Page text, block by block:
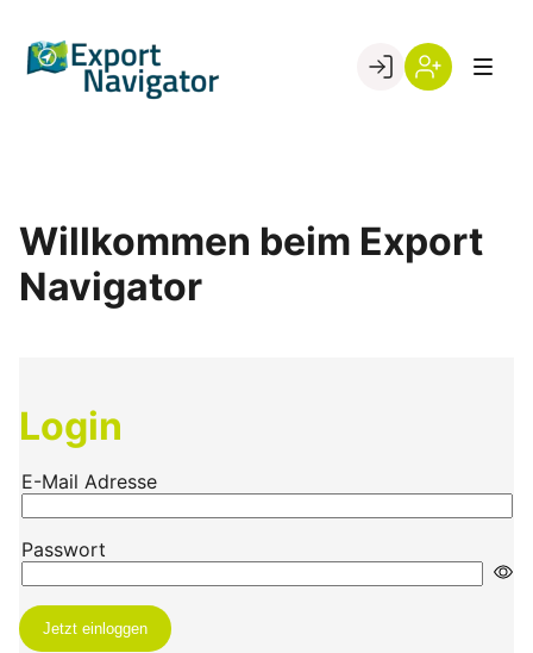
content
Go to landing page.
Willkommen beim Export
Navigator
Login